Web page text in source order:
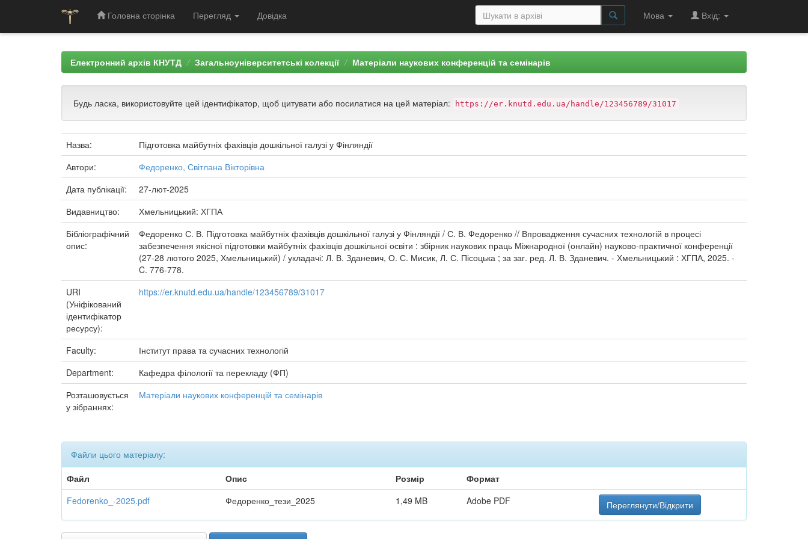
Головна сторінка Перегляд Довідка Мова Вхід:
Електронний архів КНУТД Загальноуніверситетські колекції Матеріали наукових конференцій та семінарів
Будь ласка, використовуйте цей ідентифікатор, щоб цитувати або посилатися на цей матеріал: https://er.knutd.edu.ua/handle/123456789/31017
Назва:
Підготовка майбутніх фахівців дошкільної галузі у Фінляндії
Автори:
Федоренко, Світлана Вікторівна
Дата публікації:
27-лют-2025
Видавництво:
Хмельницький: ХГПА
Бібліографічний
опис:
Федоренко С. В. Підготовка майбутніх фахівців дошкільної галузі у Фінляндії / С. В. Федоренко // Впровадження сучасних технологій в процесі
забезпечення якісної підготовки майбутніх фахівців дошкільної освіти : збірник наукових праць Міжнародної (онлайн) науково-практичної конференції
(27-28 лютого 2025, Хмельницький) / укладачі: Л. В. Зданевич, О. С. Мисик, Л. С. Пісоцька ; за заг. ред. Л. В. Зданевич. - Хмельницький : ХГПА, 2025. -
C. 776-778.
URI
(Уніфікований
ідентифікатор
ресурсу):
https://er.knutd.edu.ua/handle/123456789/31017
Faculty:
Інститут права та сучасних технологій
Department:
Кафедра філології та перекладу (ФП)
Розташовується
у зібраннях:
Матеріали наукових конференцій та семінарів
Файли цього матеріалу:
Файл
Опис Розмір
Формат
Fedorenko_-2025.pdf
Федоренко_тези_2025 1,49 MB Adobe PDF Переглянути/Відкрити